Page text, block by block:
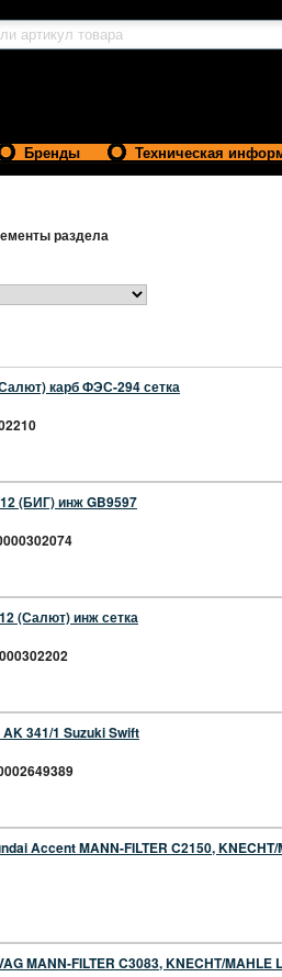
Бренды Техническая
раздела
карб ФЭС-294 сетка
(БИГ) инж GB9597
(Салют) инж сетка
341/1 Suzuki Swift
Accent MANN-FILTER C2150, KNECHT/
MANN-FILTER C3083, KNECHT/MAHLE